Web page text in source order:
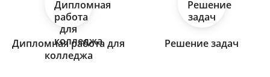
Дипломная работа для
колледжа
Решение задач